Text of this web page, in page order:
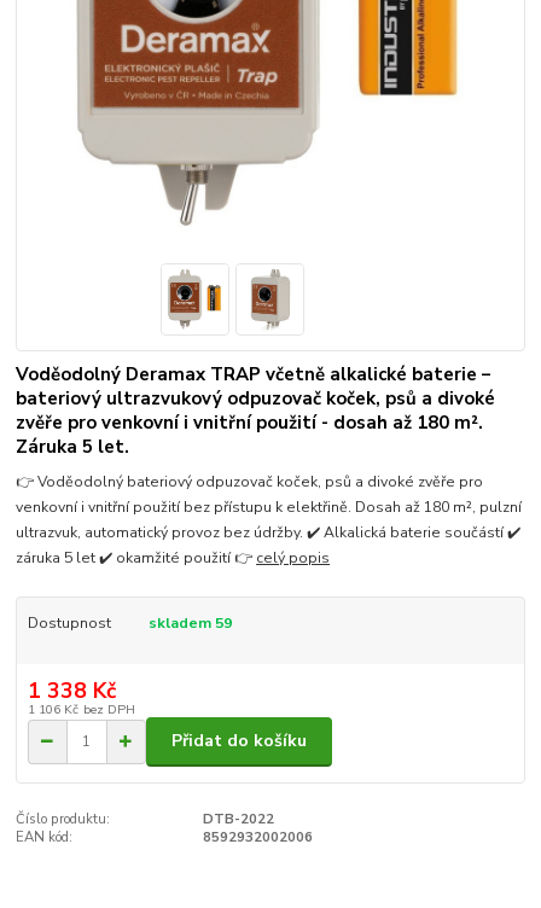
Voděodolný Deramax TRAP včetně alkalické baterie –
bateriový ultrazvukový odpuzovač koček, psů a divoké
zvěře pro venkovní i vnitřní použití - dosah až 180 m².
Záruka 5 let.
👉 Voděodolný bateriový odpuzovač koček, psů a divoké zvěře pro
venkovní i vnitřní použití bez přístupu k elektřině. Dosah až 180 m², pulzní
ultrazvuk, automatický provoz bez údržby. ✔️ Alkalická baterie součástí ✔️
záruka 5 let ✔️ okamžité použití 👉 celý popis
Dostupnost skladem 59
1 338 Kč
1 106 Kč bez DPH
Přidat do košíku
Číslo produktu:
DTB-2022
EAN kód:
8592932002006